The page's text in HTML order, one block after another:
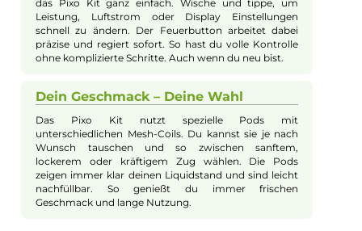
Dampfer. Der brillante 1,47-Zoll-HD-Touchscreen erlaubt eine
einfache Steuerung via Touch & Swipe, während drei
verschiedene Aktivierungsmodi (Feuerbutton, Zugautomatik
oder kombinierte Nutzung) maximale Flexibilität bieten. Das
wird. Drei Airflow-Einstellungen ermöglichen individuelle
Anpassungen für MTL, RDL und DL, während die speziellen
Pods mit langlebigen Mesh-Coils für intensiven Geschmack
sorgen. Zusätzlich bieten intelligente Modi wie SMART und
Modes eine einfache oder freie Leistungssteuerung.
Umfangreiche Schutzfunktionen, verschiedene UI-Themes
ein Vibrations Feedback machen das Pixo Kit zu einem
vielseitigen und hochwertigen Begleiter für den Alltag.